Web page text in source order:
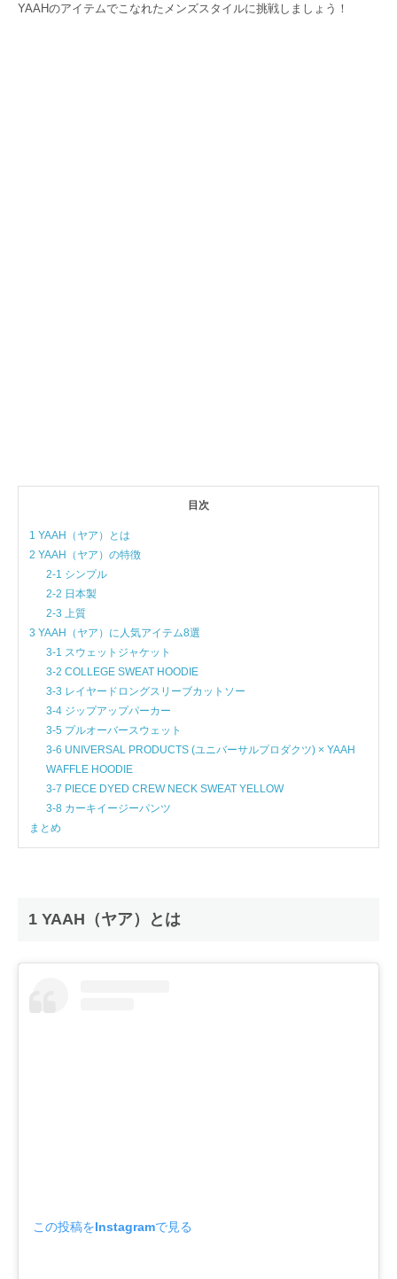
YAAHのアイテムでこなれたメンズスタイルに挑戦しましょう！
目次
1 YAAH（ヤア）とは
2 YAAH（ヤア）の特徴
2-1 シンプル
2-2 日本製
2-3 上質
3 YAAH（ヤア）に人気アイテム8選
3-1 スウェットジャケット
3-2 COLLEGE SWEAT HOODIE
3-3 レイヤードロングスリーブカットソー
3-4 ジップアップパーカー
3-5 プルオーバースウェット
3-6 UNIVERSAL PRODUCTS (ユニバーサルプロダクツ) × YAAH
WAFFLE HOODIE
3-7 PIECE DYED CREW NECK SWEAT YELLOW
3-8 カーキイージーパンツ
まとめ
1 YAAH（ヤア）とは
この投稿をInstagramで見る